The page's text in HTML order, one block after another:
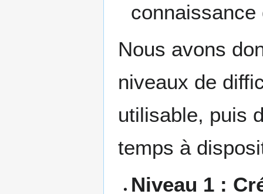
Nous avons
niveaux de
utilisable, puis
temps à
Niveau 1 :